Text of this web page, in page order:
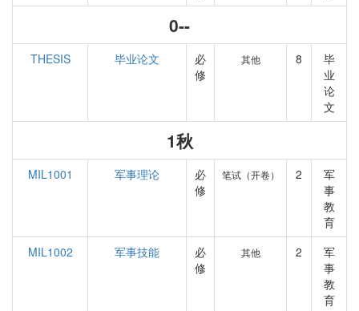
0--
THESIS 毕业论文
必
修
其他 8
毕
业
论
文
1秋
MIL1001 军事理论
必
修
笔试（开卷） 2
军
事
教
育
MIL1002
军事技能
必
修
其他 2
军
事
教
育